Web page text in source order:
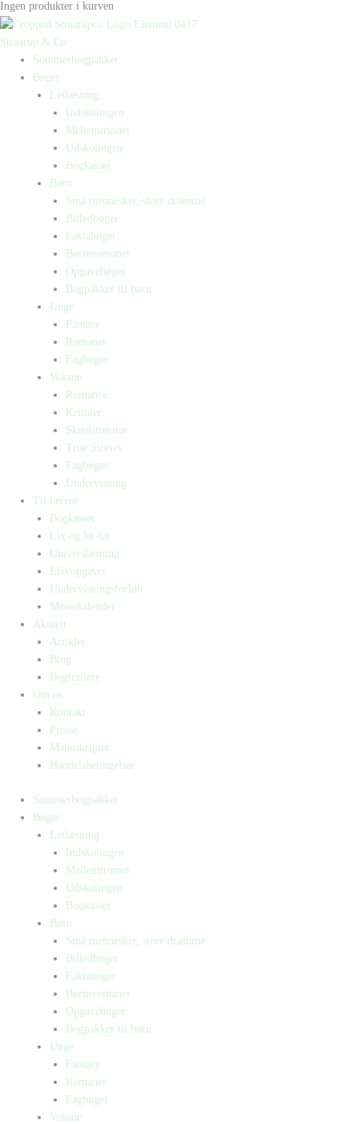
Ingen produkter i kurven
Straarup & Co
Sommerbogpakker
Bøger
Letlæsning
Indskolingen
Mellemtrinnet
Udskolingen
Bogkasser
Børn
Små mennesker, store drømme
Billedbøger
Faktabøger
Børneromaner
Opgavebøger
Bogpakker til børn
Unge
Fantasy
Romaner
Fagbøger
Voksne
Romance
Krimier
Skønlitteratur
True Stories
Fagbøger
Undervisning
Til lærere
Bogkasser
Lix og let-tal
Universlæsning
Elevopgaver
Undervisningsforløb
Messekalender
Aktuelt
Artikler
Blog
Bogtrailere
Om os
Kontakt
Presse
Manuskripter
Handelsbetingelser
Sommerbogpakker
Bøger
Letlæsning
Indskolingen
Mellemtrinnet
Udskolingen
Bogkasser
Børn
Små mennesker, store drømme
Billedbøger
Faktabøger
Børneromaner
Opgavebøger
Bogpakker til børn
Unge
Fantasy
Romaner
Fagbøger
Voksne